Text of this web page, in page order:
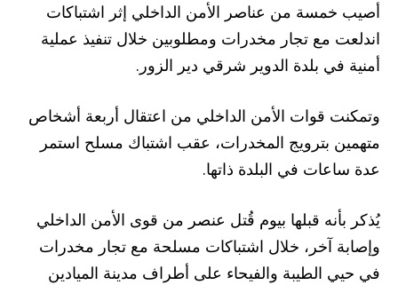
أصيب خمسة من عناصر الأمن الداخلي إثر اشتباكات
اندلعت مع تجار مخدرات ومطلوبين خلال تنفيذ عملية
أمنية في بلدة الدوير شرقي دير الزور.
وتمكنت قوات الأمن الداخلي من اعتقال أربعة أشخاص
متهمين بترويج المخدرات، عقب اشتباك مسلح استمر
عدة ساعات في البلدة ذاتها.
يُذكر بأنه قبلها بيوم قُتل عنصر من قوى الأمن الداخلي
وإصابة آخر، خلال اشتباكات مسلحة مع تجار مخدرات
في حيي الطيبة والفيحاء على أطراف مدينة الميادين